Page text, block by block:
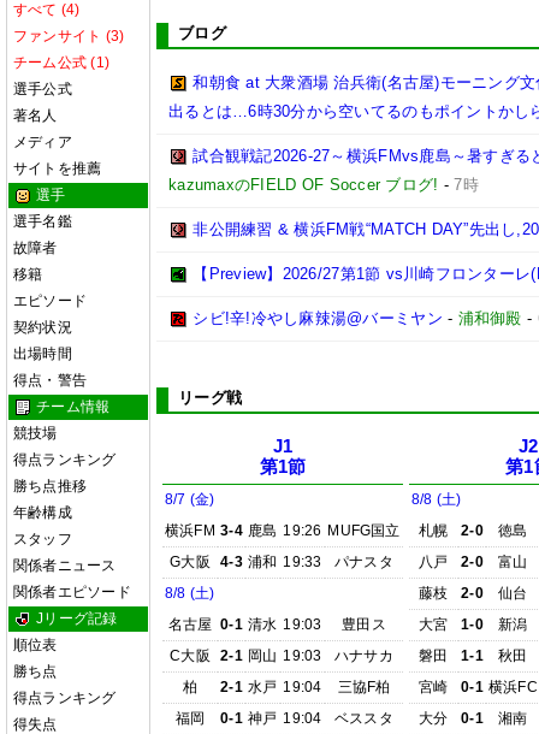
すべて (4)
ファンサイト (3)
チーム公式 (1)
選手公式
著名人
メディア
サイトを推薦
選手
選手名鑑
故障者
移籍
エピソード
契約状況
出場時間
得点・警告
チーム情報
競技場
得点ランキング
勝ち点推移
年齢構成
スタッフ
関係者ニュース
関係者エピソード
Jリーグ記録
順位表
勝ち点
得点ランキング
得失点
ブログ
和朝食 at 大衆酒場 治兵衛(名古屋)モーニング
出るとは…6時30分から空いてるのもポイントかし
試合観戦記2026-27～横浜FMvs鹿島～暑すぎ
kazumaxのFIELD OF Soccer ブログ! -7時
非公開練習 & 横浜FM戦“MATCH DAY”先出し
【Preview】2026/27第1節 vs川崎フロンターレ
シビ!辛!冷やし麻辣湯@バーミヤン - 浦和御殿 -
リーグ戦
J1
第1節
8/7 (金)
横浜FM 3-4 鹿島 19:26 MUFG国立
G大阪
4-3 浦和 19:33
パナスタ
8/8 (土)
名古屋 0-1 清水 19:03
豊田ス
C大阪
2-1 岡山 19:03
ハナサカ
柏
2-1 水戸 19:04
三協F柏
福岡
0-1 神戸 19:04
ベススタ
J2
第1
8/8 (土)
札幌
2-0
徳島
八戸
2-0
富山
藤枝
2-0
仙台
大宮
1-0
新潟
磐田
1-1
秋田
宮崎
0-1 横浜FC
大分
0-1
湘南